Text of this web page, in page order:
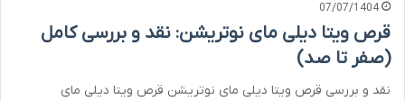
07/07/1404
قرص ویتا دیلی مای نوتریشن: نقد و بررسی کامل
(صفر تا صد)
نقد و بررسی قرص ویتا دیلی مای نوتریشن قرص ویتا دیلی مای